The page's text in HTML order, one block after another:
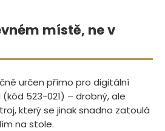
místě, ne v
určen přímo pro digitální
523-021) – drobný, ale
který se jinak snadno zatoulá
na stole.